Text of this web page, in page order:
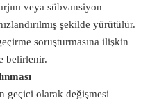
veya sübvansiyon
şekilde yürütülür.
soruşturmasına ilişkin
belirlenir.
geçici olarak değişmesi